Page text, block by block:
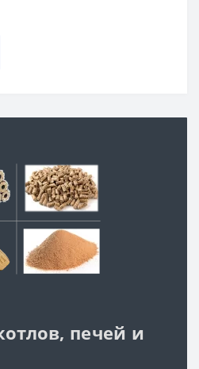
печей и